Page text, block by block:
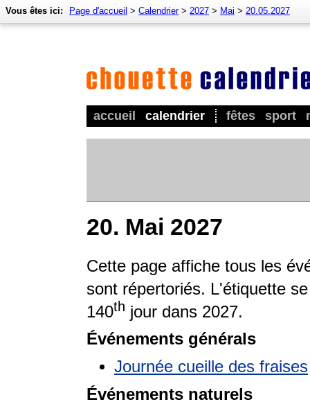
accueil calendrier fêtes sport
Vous êtes ici: Page d'accueil > Calendrier> 2027 > Mai > 20.05.2027
20. Mai 2027
Cette page affiche tous les
sont répertoriés. L'étiquette
140th jour dans 2027.
Événements générals
Journée cueille des fraises
Événements naturels